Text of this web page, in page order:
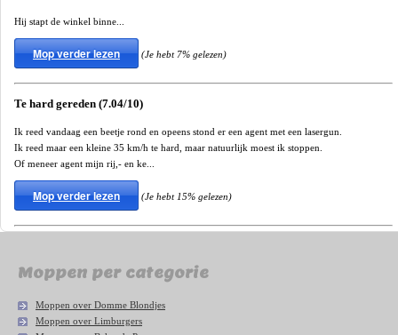
Hij stapt de winkel binne...
Mop verder lezen (Je hebt 7% gelezen)
Te hard gereden (7.04/10)
Ik reed vandaag een beetje rond en opeens stond er een agent met een lasergun.
Ik reed maar een kleine 35 km/h te hard, maar natuurlijk moest ik stoppen.
Of meneer agent mijn rij,- en ke...
Mop verder lezen (Je hebt 15% gelezen)
Moppen per categorie
Moppen over Domme Blondjes
Moppen over Limburgers